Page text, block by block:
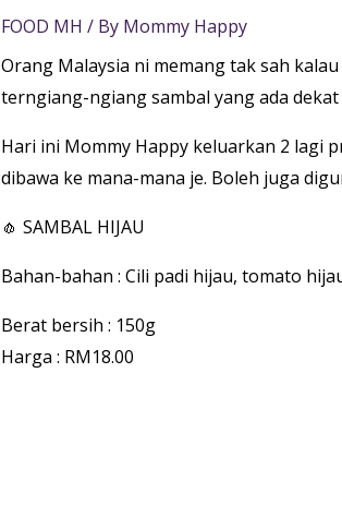
FOOD MH / By Mommy Happy
Orang Malaysia ni memang tak sah
terngiang-ngiang sambal yang ada dekat
Hari ini Mommy Happy keluarkan 2 lagi
dibawa ke mana-mana je. Boleh juga
🧄 SAMBAL HIJAU
Bahan-bahan : Cili padi hijau, tomato
Berat bersih : 150g
Harga : RM18.00